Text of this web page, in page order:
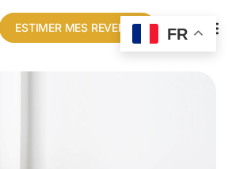
ESTIMER MES REVENUS FR